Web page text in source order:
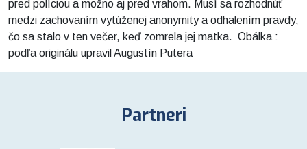
pred políciou a možno aj pred vrahom. Musí sa rozhodnúť
medzi zachovaním vytúženej anonymity a odhalením pravdy,
čo sa stalo v ten večer, keď zomrela jej matka. Obálka :
podľa originálu upravil Augustín Putera
Partneri